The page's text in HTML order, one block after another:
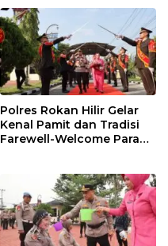
Polres Rokan Hilir Gelar
Kenal Pamit dan Tradisi
Farewell-Welcome Parade